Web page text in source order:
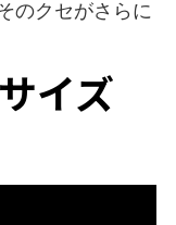
のクセがさらに
イズ